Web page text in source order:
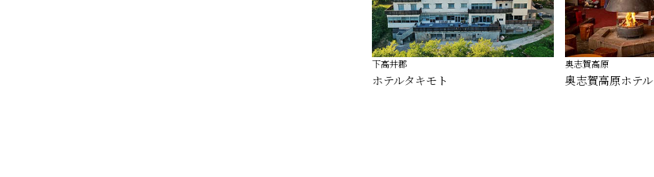
下高井郡
ホテルタキモト
奥志賀高原
奥志賀高原ホテル